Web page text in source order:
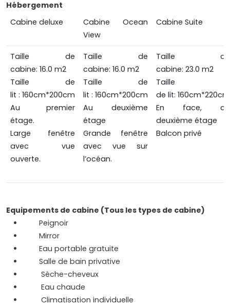
Hébergement
Cabine deluxe
Cabine Ocean
View
Cabine Suite
Taille de
cabine: 16.0 m2
Taille de
lit : 160cm*200cm
Au premier
étage.
Large fenêtre
avec vue
ouverte.
Taille de
cabine: 16.0 m2
Taille de
lit : 160cm*200cm
Au deuxième
étage
Grande fenêtre
avec vue sur
l’océan.
Taille de
cabine: 23.0 m2
Taille
de lit: 160cm*220cm
En face, au
deuxième étage
Balcon privé
Equipements de cabine (Tous les types de cabine)
Peignoir
Mirror
Eau portable gratuite
Salle de bain privative
Sèche-cheveux
Eau chaude
Climatisation individuelle